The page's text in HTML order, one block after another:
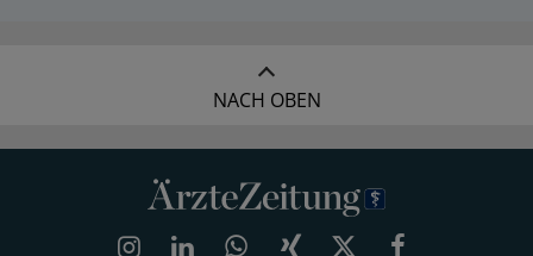
NACH OBEN